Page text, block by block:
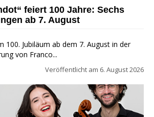
feiert 100 Jahre: Sechs
ab 7. August
100. Jubiläum ab dem 7. August in der
von Franco...
Veröffentlicht am 6. August 2026